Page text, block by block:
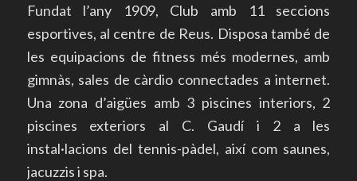
Fundat l’any 1909, Club amb 11 seccions
esportives, al centre de Reus. Disposa també de
les equipacions de fitness més modernes, amb
gimnàs, sales de càrdio connectades a internet.
Una zona d’aigües amb 3 piscines interiors, 2
piscines exteriors al C. Gaudí i 2 a les
instal·lacions del tennis-pàdel, així com saunes,
jacuzzis i spa.